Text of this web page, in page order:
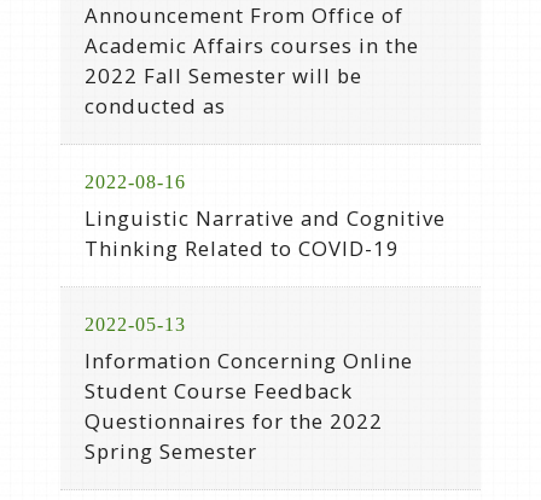
Announcement From Office of
Academic Affairs courses in the
2022 Fall Semester will be
conducted as
2022-08-16
Linguistic Narrative and Cognitive
Thinking Related to COVID-19
2022-05-13
Information Concerning Online
Student Course Feedback
Questionnaires for the 2022
Spring Semester